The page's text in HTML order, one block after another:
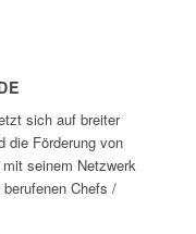
sich auf breiter
die Förderung von
seinem Netzwerk
Chefs /